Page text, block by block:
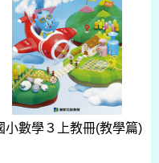
小數學３上教冊(教學篇)